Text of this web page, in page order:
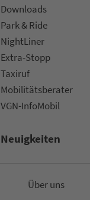
Downloads
Park & Ride
NightLiner
Extra-Stopp
Taxiruf
Mo­bi­li­täts­be­ra­ter
VGN-InfoMobil
Neuigkeiten
Über uns